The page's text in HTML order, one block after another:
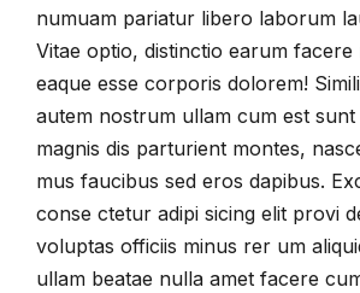
numuam pariatur libero laborum
Vitae optio, distinctio earum facere
eaque esse corporis dolorem!
autem nostrum ullam cum est sunt
magnis dis parturient montes,
mus faucibus sed eros dapibus.
conse ctetur adipi sicing elit provi
voluptas officiis minus rer um
ullam beatae nulla amet facere